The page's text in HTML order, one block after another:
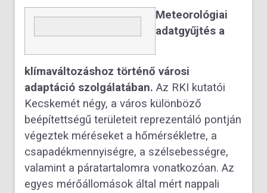
Meteorológiai
adatgyűjtés a
klímaváltozáshoz történő városi
adaptáció szolgálatában. Az RKI kutatói
Kecskemét négy, a város különböző
beépítettségű területeit reprezentáló pontján
végeztek méréseket a hőmérsékletre, a
csapadékmennyiségre, a szélsebességre,
valamint a páratartalomra vonatkozóan. Az
egyes mérőállomások által mért nappali